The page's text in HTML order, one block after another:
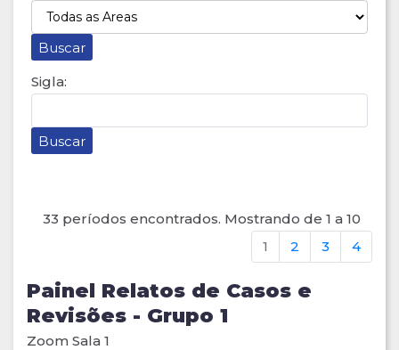
Sigla:
33 períodos encontrados. Mostrando de 1 a 10
1
2 3 4
Painel Relatos de Casos e
Revisões - Grupo 1
Zoom Sala 1